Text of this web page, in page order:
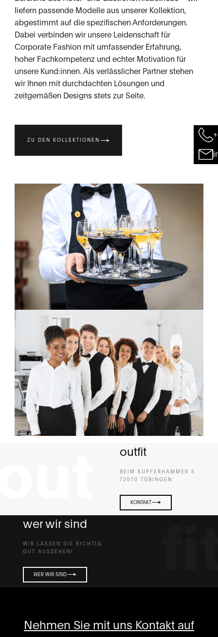
liefern passende Modelle aus unserer Kollektion,
abgestimmt auf die spezifischen Anforderungen.
Dabei verbinden wir unsere Leidenschaft für
Corporate Fashion mit umfassender Erfahrung,
hoher Fachkompetenz und echter Motivation für
unsere Kund:innen. Als verlässlicher Partner stehen
wir Ihnen mit durchdachten Lösungen und
zeitgemäßen Designs stets zur Seite.
ZU DEN KOLLEKTIONEN
outfit
BEIM KUPFERHAMMER 5
72070 TÜBINGEN
KONTAKT
wer wir sind
WIR LASSEN SIE RICHTIG
GUT AUSSEHEN!
WER WIR SIND
Nehmen Sie mit uns Kontakt auf